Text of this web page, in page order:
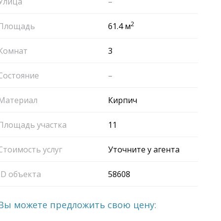
61.4 м2
3
–
Кирпич
участка 11
услуг Уточните у агента
объекта 58608
можете предложить свою цену: